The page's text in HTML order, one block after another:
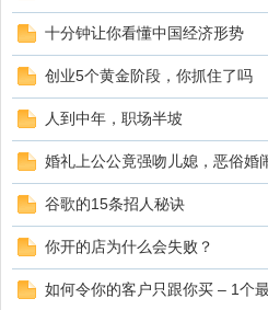
十分钟让你看懂中国经济形势
创业5个黄金阶段，你抓住了吗
人到中年，职场半坡
婚礼上公公竟强吻儿媳，恶俗婚
谷歌的15条招人秘诀
你开的店为什么会失败？
如何令你的客户只跟你买 – 1个